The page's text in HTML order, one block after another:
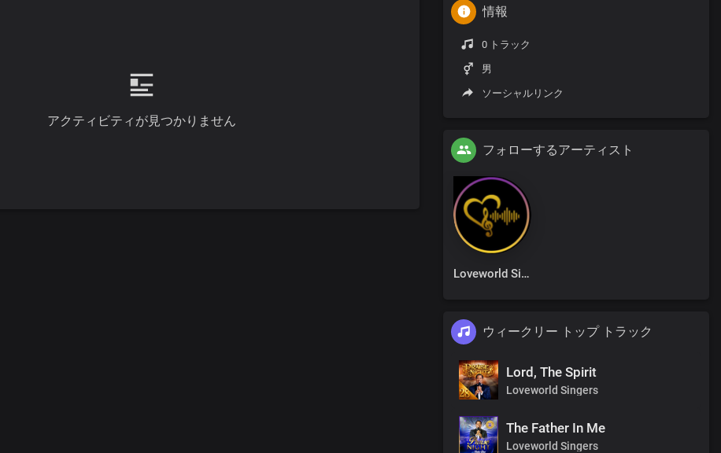
アクティビティが見つかりません
情報
0 トラック
男
ソーシャルリンク
フォローするアーティスト
Loveworld Singers
ウィークリー トップ トラック
Lord, The Spirit
Loveworld Singers
The Father In Me
Loveworld Singers